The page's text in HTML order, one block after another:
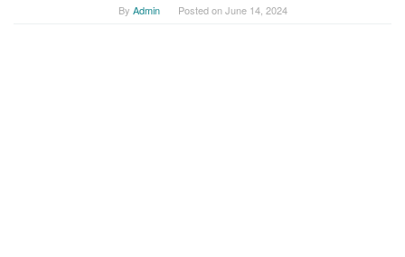
By Admin Posted onJune 14, 2024